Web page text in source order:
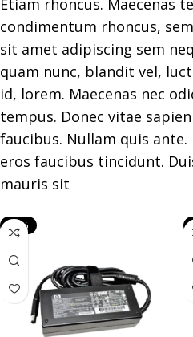
condimentum rhoncus,
sit amet adipiscing sem
quam nunc, blandit vel,
id, lorem. Maecenas nec
tempus. Donec vitae
faucibus. Nullam quis
eros faucibus tincidunt.
mauris sit
-25%